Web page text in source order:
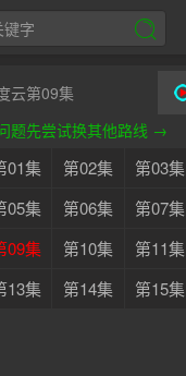
云第09集
题先尝试换其他路线 →
01集 第02集 第03集
05集
第06集 第07集
09集
第10集 第11集
13集
第14集 第15集